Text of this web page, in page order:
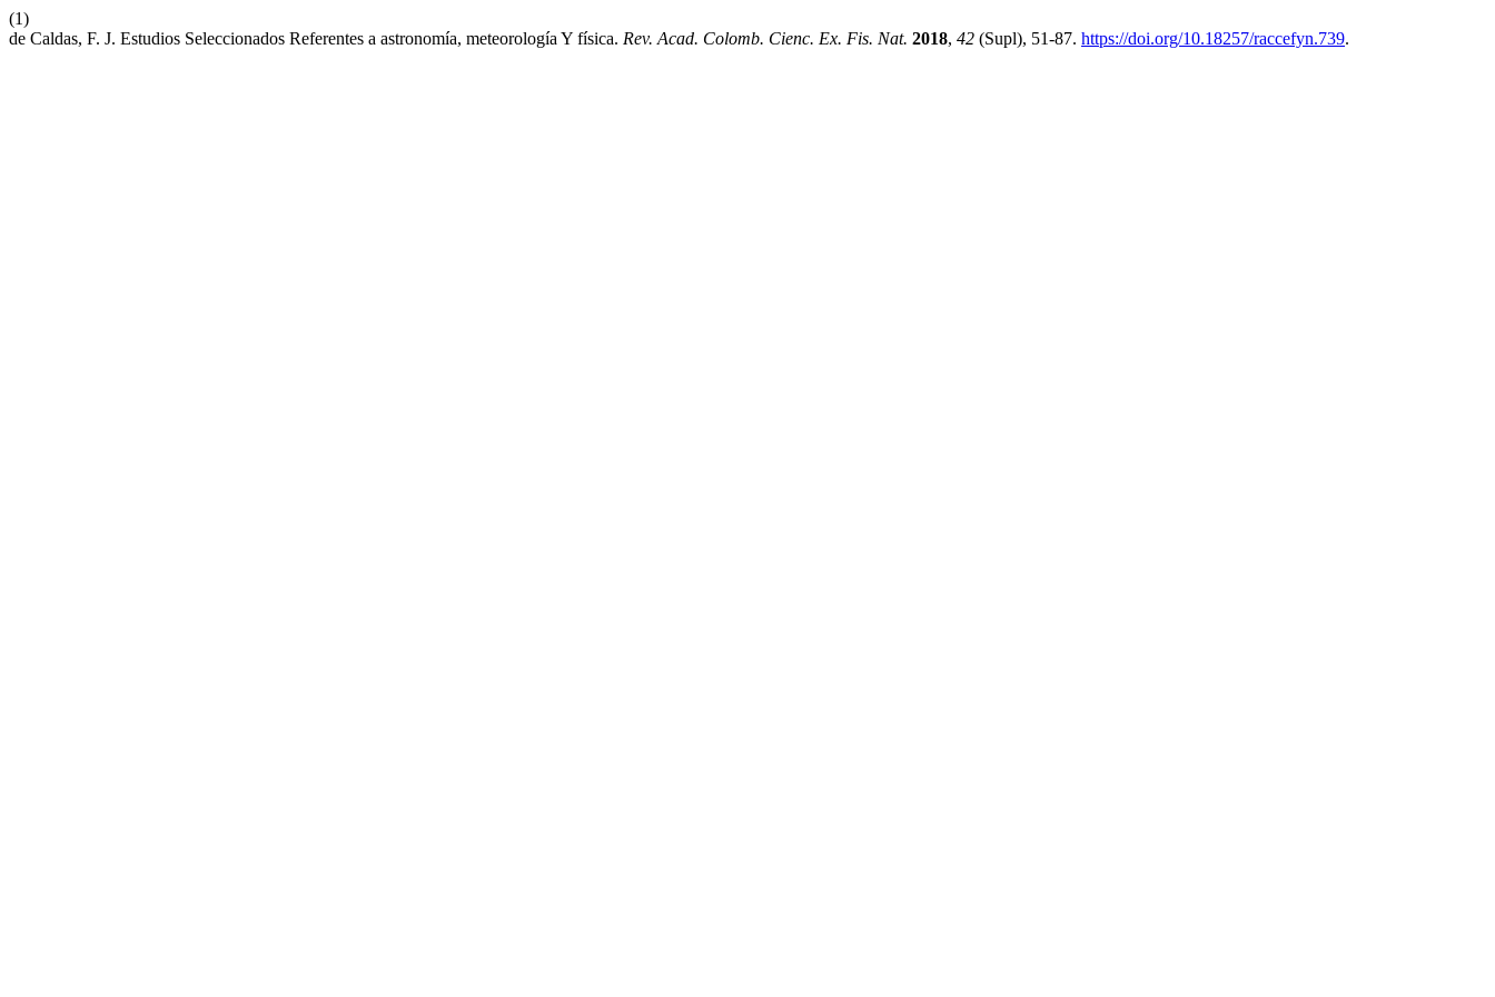
(1)
de Caldas, F. J. Estudios Seleccionados Referentes a astronomía, meteorología Y física. Rev. Acad. Colomb. Cienc. Ex. Fis. Nat. 2018, 42 (Supl), 51-87. https://doi.org/10.18257/raccefyn.739.